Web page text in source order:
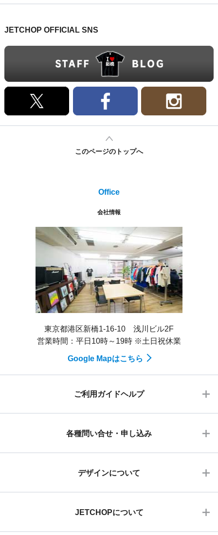
JETCHOP OFFICIAL SNS
このページのトップへ
Office
会社情報
東京都港区新橋1-16-10 浅川ビル2F
営業時間：平日10時～19時 ※土日祝休業
Google Mapはこちら
ご利用ガイドヘルプ
各種問い合せ・申し込み
デザインについて
JETCHOPについて